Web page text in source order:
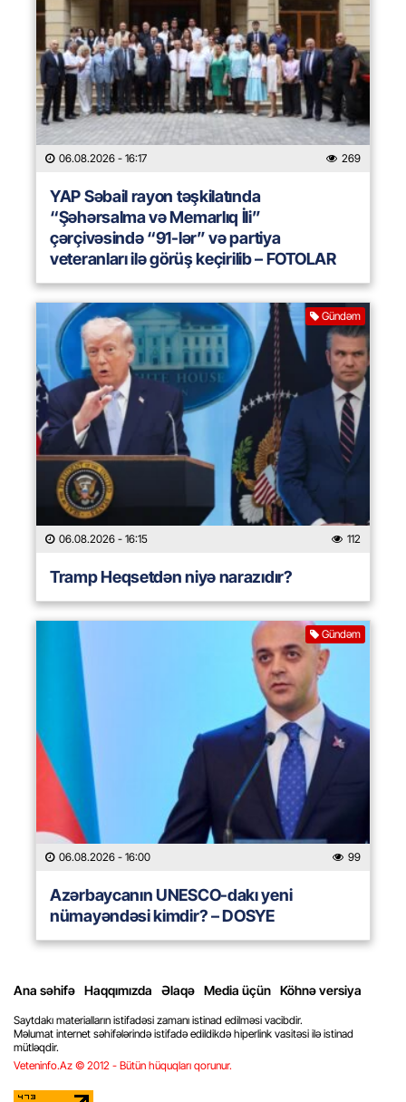
06.08.2026 - 16:17 269
YAP Səbail rayon təşkilatında
“Şəhərsalma və Memarlıq İli”
çərçivəsində “91-lər” və partiya
veteranları ilə görüş keçirilib – FOTOLAR
Gündəm
06.08.2026 - 16:15 112
Tramp Heqsetdən niyə narazıdır?
Gündəm
06.08.2026 - 16:00 99
Azərbaycanın UNESCO-dakı yeni
nümayəndəsi kimdir? – DOSYE
Ana səhifə Haqqımızda Əlaqə Media üçün Köhnə versiya
Saytdakı materialların istifadəsi zamanı istinad edilməsi vacibdir.
Məlumat internet səhifələrində istifadə edildikdə hiperlink vasitəsi ilə istinad
mütləqdir.
Veteninfo.Az © 2012 - Bütün hüquqları qorunur.